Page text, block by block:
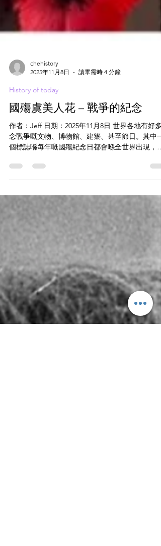
chehistory
2025年11月8日
讀畢需時 4 分鐘
History of today
國殤虞美人花 – 戰爭的紀念
念戰爭嘅文物、博物館、建築、甚至節日。其中一
個標誌喺每年嘅國殤紀念日都會喺全世界出現，佢
粟花算了）。喺香港，呢個標誌雖然存在，可能11
月11號會見到新聞皇后像廣場有悼念，但除此之
外，我哋都好少見到佢。見就快到11月11日，今日
就喺呢度講下佢嘅歷史，我哋可以用咩眼光去睇呢
個紀念戰爭嘅象徵，同埋佢喺香港標誌住啲咩吧。
圖一：戰爭紀念館｜坎培拉｜澳洲 我去澳洲嘅時候
去咗佢哋首都坎培拉嘅戰爭紀念館，買咗一本叫
The Book of the Poppy 嘅書，想了解多啲罌粟花嘅
象徵，果然佢講咗呢朵花嘅出處。喺1915年，一個
叫 John MaCrae 嘅前線護士喺安葬佢戰死沙場嘅
友嗰陣，發現墓地嗰度（Flanders Field）生咗好